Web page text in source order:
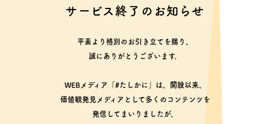
サービス終了のお知らせ
平素より格別のお引き立てを賜り、
誠にありがとうございます。
WEBメディア「#たしかに」は、開設以来、
価値観発見メディアとして多くのコンテンツを
発信してまいりましたが、